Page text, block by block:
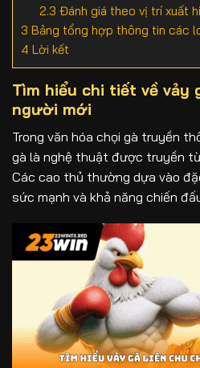
2.3 Đánh giá theo vị trí xuất
3 Bảng tổng hợp thông tin các
4 Lời kết
Tìm hiểu chi tiết về vảy
người mới
Trong văn hóa chọi gà truyền
gà là nghệ thuật được truyền
Các cao thủ thường dựa vào
sức mạnh và khả năng chiến